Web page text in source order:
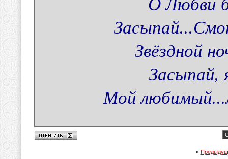
Звёздной
Засыпай,
Мой
«